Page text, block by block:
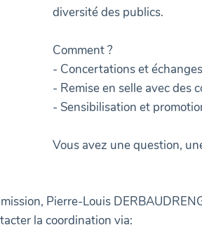
diversité des publics.
Comment ?
- Concertations et
- Remise en selle avec des
- Sensibilisation et
Vous avez une question,
Pierre-Louis
la coordination via: